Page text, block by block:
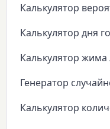
Калькулятор
Калькулятор дня
Калькулятор жима
Генератор
Калькулятор